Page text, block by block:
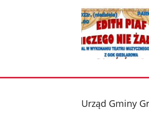
zdjęcie
galerii.
stopka
Urząd Gminy